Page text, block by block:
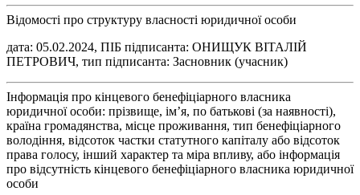
Відомості про структуру власності юридичної особи
дата: 05.02.2024, ПІБ підписанта: ОНИЩУК ВІТАЛІЙ
ПЕТРОВИЧ, тип підписанта: Засновник (учасник)
Інформація про кінцевого бенефіціарного власника
юридичної особи: прізвище, ім’я, по батькові (за наявності),
країна громадянства, місце проживання, тип бенефіціарного
володіння, відсоток частки статутного капіталу або відсоток
права голосу, інший характер та міра впливу, або інформація
про відсутність кінцевого бенефіціарного власника юридичної
особи